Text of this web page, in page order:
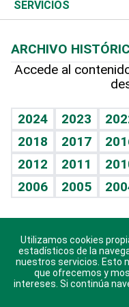
Podcast Arte Libre
Hablando con el
Vida y familia
Eñe
Celebrando la vida
Sin complejos
En pocas palabras
Escuchando al corazón
Economía Personal
Más deportes
TBT Deportivo
Columnistas
Más firmas
Cambio climático
Opinión
Hecho en casa
Guía del dinero
SERVICIOS
Cumpleaños
Horóscopos
Crucigramas
ARCHIVO
Accede al
2024 2023
2018
2017
2012
2011
2006
2005
Descarga nuestras
Utilizamos cookies
estadísticos de la
nuestros servicios. Esto
que ofrecemos y
intereses. Si continúa